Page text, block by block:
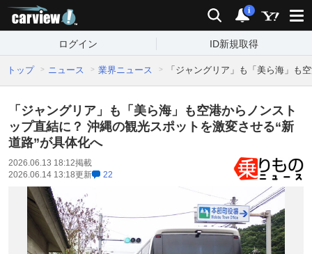
検索 通知
i
ログイン ID新規取得
トップ ニュース 業界ニュース 「ジャングリア」も「美ら海」も
「ジャングリア」も「美ら海」も空港からノンスト
ップ直結に？ 沖縄の観光スポットを激変させる“新
道路”が具体化へ
2026.06.13 18:12掲載
2026.06.14 13:18更新 22